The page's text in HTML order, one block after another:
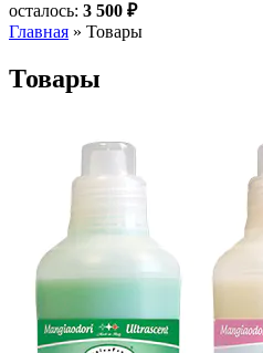
осталось: 3 500 ₽
Главная » Товары
Товары